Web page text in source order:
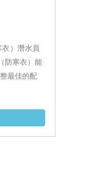
）潛水員
防寒衣）能
最佳的配